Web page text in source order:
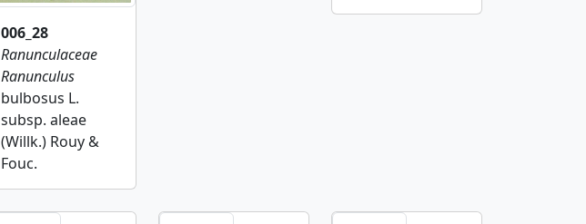
006_28
Ranunculaceae
Ranunculus
bulbosus L.
subsp. aleae
(Willk.) Rouy &
Fouc.